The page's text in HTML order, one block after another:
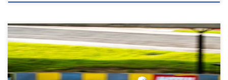
Gokarting to ekscytująca forma rozrywki, która łączy rywalizację,
strategię i emocje. Oferujemy nowoczesny tor wyścigowy
dostosowany do różnych poziomów zaawansowania. To idealna